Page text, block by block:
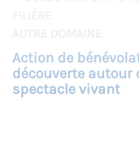
Action de
découverte autour
spectacle vivant